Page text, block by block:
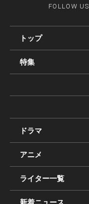
FOLLOW US
トップ
特集
ドラマ
アニメ
ライター一覧
新着ニュース